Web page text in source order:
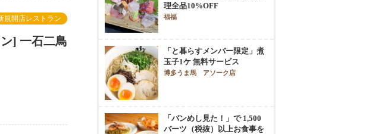
理全品10%OFF
福福
「と暮らすメンバー限定」煮
玉子1ケ 無料サービス
博多うま馬 アソーク店
「バンめし見た！」で 1,500
バーツ（税抜）以上お食事を
規開店レストラン
] 一石二鳥